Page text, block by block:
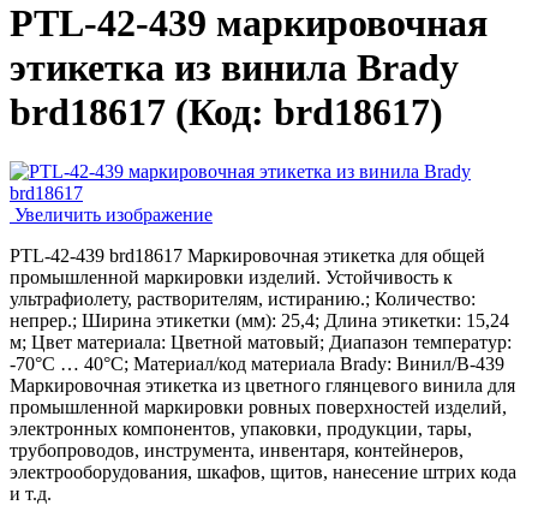
PTL-42-439 маркировочная
этикетка из винила Brady
brd18617 (Код: brd18617)
Увеличить изображение
PTL-42-439 brd18617 Маркировочная этикетка для общей
промышленной маркировки изделий. Устойчивость к
ультрафиолету, растворителям, истиранию.; Количество:
непрер.; Ширина этикетки (мм): 25,4; Длина этикетки: 15,24
м; Цвет материала: Цветной матовый; Диапазон температур:
-70°C … 40°C; Материал/код материала Brady: Винил/В-439
Маркировочная этикетка из цветного глянцевого винила для
промышленной маркировки ровных поверхностей изделий,
электронных компонентов, упаковки, продукции, тары,
трубопроводов, инструмента, инвентаря, контейнеров,
электрооборудования, шкафов, щитов, нанесение штрих кода
и т.д.